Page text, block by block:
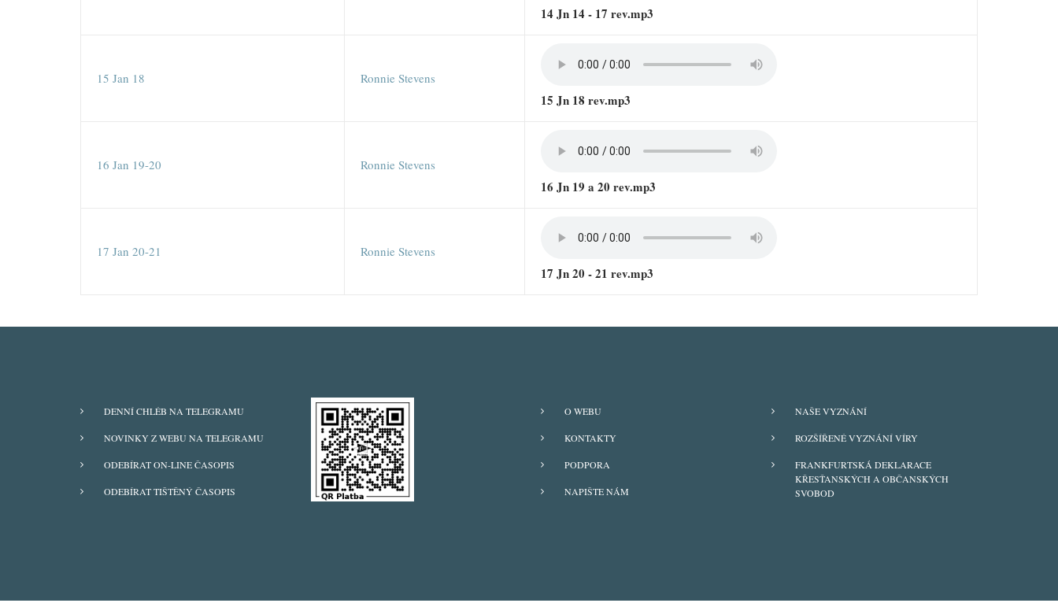
14 Jn 14 - 17 rev.mp3
15 Jan 18 Ronnie Stevens
15 Jn 18 rev.mp3
16 Jan 19-20 Ronnie Stevens
16 Jn 19 a 20 rev.mp3
17 Jan 20-21 Ronnie Stevens
17 Jn 20 - 21 rev.mp3
ODBĚRY
WEBU
DENNÍ CHLÉB NA TELEGRAMU
NOVINKY Z WEBU NA TELEGRAMU
ODEBÍRAT ON-LINE ČASOPIS
ODEBÍRAT TIŠTĚNÝ ČASOPIS
O WEBU
KONTAKTY
PODPORA
NAPIŠTE NÁM
FOOTER
NAŠE VYZNÁNÍ
ROZŠÍŘENÉ VYZNÁNÍ VÍRY
FRANKFURTSKÁ DEKLARACE
KŘESŤANSKÝCH A OBČANSKÝCH
SVOBOD